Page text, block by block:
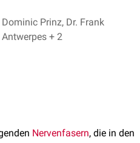
Dominic Prinz, Dr. Frank
Antwerpes + 2
Nervenfasern, die in den